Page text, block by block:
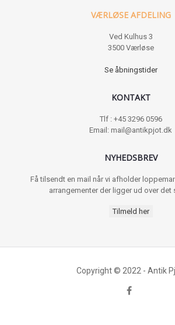
VÆRLØSE AFDELING
Ved Kulhus 3
3500 Værløse
Se åbningstider
KONTAKT
Tlf : +45 3296 0596
Email: mail@antikpjot.dk
NYHEDSBREV
Få tilsendt en mail når vi afholder
arrangementer der ligger ud over
Tilmeld her
Copyright © 2022 - Antik